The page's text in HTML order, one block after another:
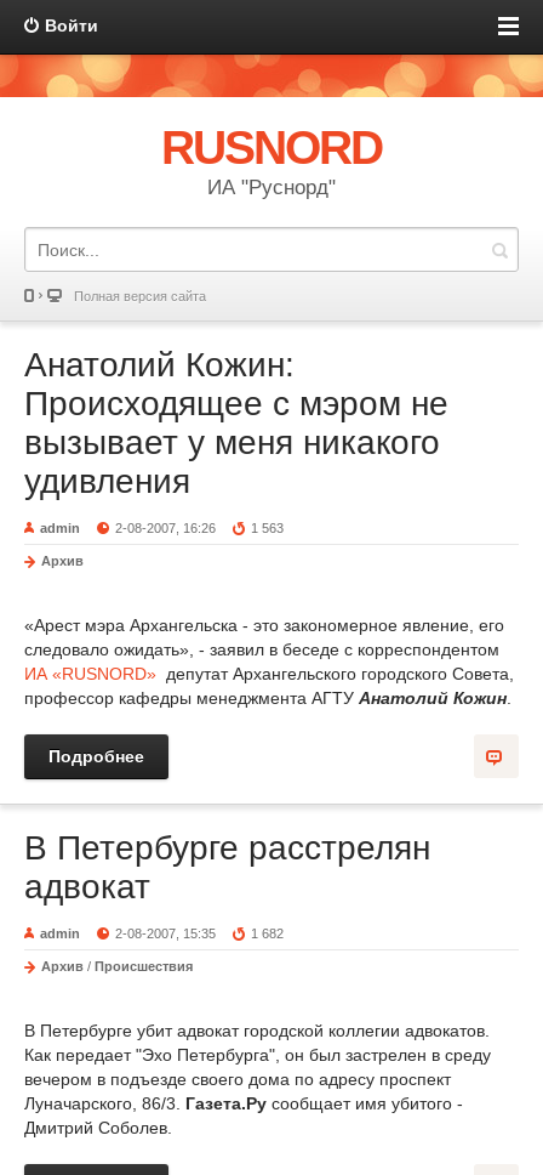
Войти
RUSNORD
ИА "Руснорд"
Полная версия сайта
Анатолий Кожин:
Происходящее с мэром не
вызывает у меня никакого
удивления
admin 2-08-2007, 16:26 1 563
Архив
«Арест мэра Архангельска - это закономерное явление, его
следовало ожидать», - заявил в беседе с корреспондентом
ИА «RUSNORD» депутат Архангельского городского Совета,
профессор кафедры менеджмента АГТУ Анатолий Кожин
Подробнее
В Петербурге расстрелян
адвокат
admin 2-08-2007, 15:35 1 682
Архив / Происшествия
В Петербурге убит адвокат городской коллегии адвокатов.
Как передает "Эхо Петербурга", он был застрелен в среду
вечером в подъезде своего дома по адресу проспект
Луначарского, 86/3. Газета.Ру сообщает имя убитого -
Дмитрий Соболев.